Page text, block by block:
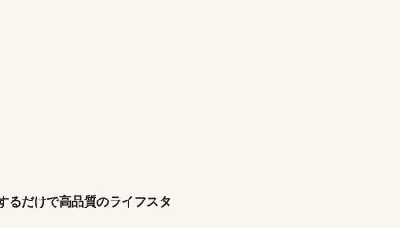
るだけで高品質のライフスタ